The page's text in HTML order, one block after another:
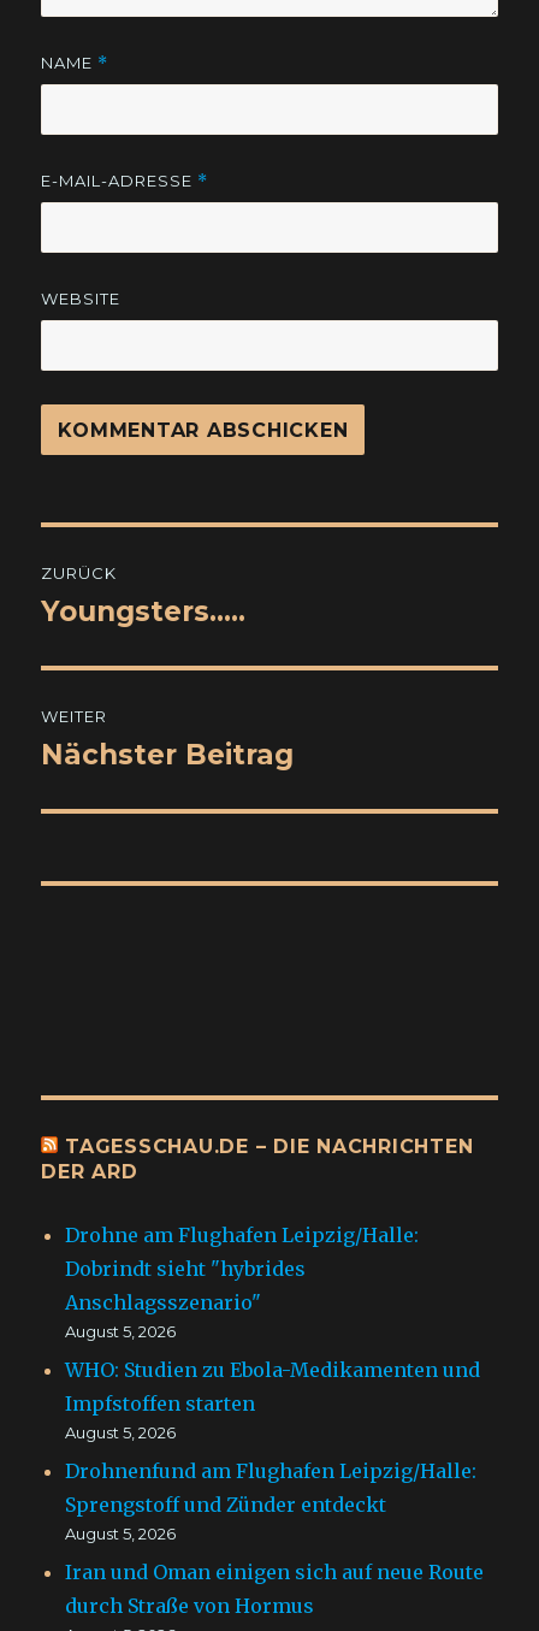
NAME *
E-MAIL-ADRESSE *
WEBSITE
ZURÜCK
Vorheriger
Youngsters…..
WEITER
Nächster
Nächster Beitrag
TAGESSCHAU.DE – DIE NACHRICHTEN
DER ARD
Drohne am Flughafen Leipzig/Halle:
Dobrindt sieht "hybrides
Anschlagsszenario"
August 5, 2026
WHO: Studien zu Ebola-Medikamenten und
Impfstoffen starten
August 5, 2026
Drohnenfund am Flughafen Leipzig/Halle:
Sprengstoff und Zünder entdeckt
August 5, 2026
Iran und Oman einigen sich auf neue Route
durch Straße von Hormus